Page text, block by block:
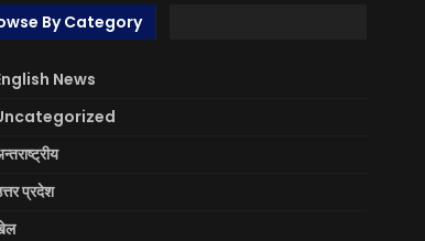
By Category
News
प्रदेश